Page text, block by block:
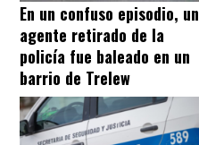
En un confuso episodio, un
agente retirado de la
policía fue baleado en un
barrio de Trelew